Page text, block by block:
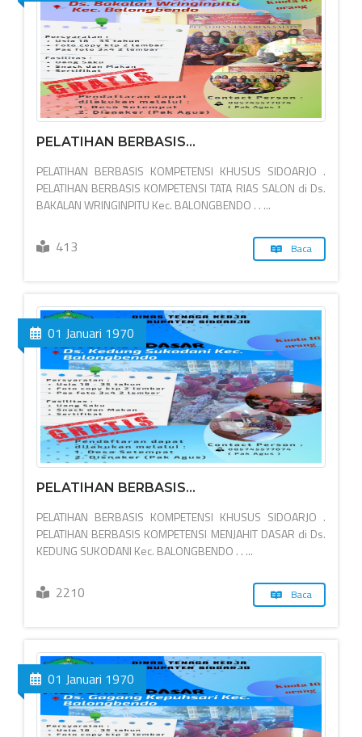
PELATIHAN BERBASIS...
PELATIHAN BERBASIS KOMPETENSI KHUSUS SIDOARJO .
PELATIHAN BERBASIS KOMPETENSI TATA RIAS SALON di Ds.
BAKALAN WRINGINPITU Kec. BALONGBENDO . . ...
413 Baca
01 Januari 1970
PELATIHAN BERBASIS...
PELATIHAN BERBASIS KOMPETENSI KHUSUS SIDOARJO .
PELATIHAN BERBASIS KOMPETENSI MENJAHIT DASAR di Ds.
KEDUNG SUKODANI Kec. BALONGBENDO . . ...
2210 Baca
01 Januari 1970